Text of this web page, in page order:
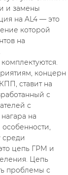
и замены
на AL4 — это
которой
на
концерн
ставит на
с
с
на
среди
цепь ГРМ и
Цепь
проблемы с